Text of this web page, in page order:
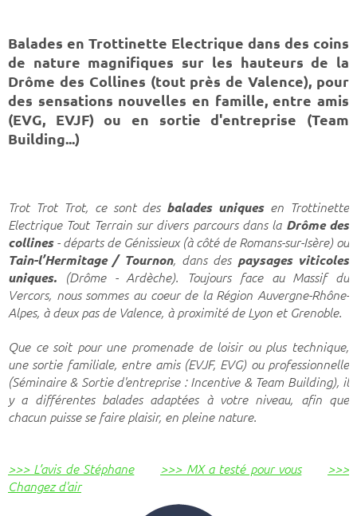
Balades en Trottinette Electrique dans des coins
de nature magnifiques sur les hauteurs de la
Drôme des Collines (tout près de Valence), pour
des sensations nouvelles en famille, entre amis
(EVG, EVJF) ou en sortie d'entreprise (Team
Building...)
Trot Trot Trot, ce sont des balades uniquesen Trottinette
Electrique Tout Terrain sur divers parcours dans la Drôme des
collines- départs de Génissieux (à côté de Romans-sur-Isère) ou
Tain-l’Hermitage / Tournon, dans des paysages viticoles
uniques.
(Drôme - Ardèche). Toujours face au Massif du
Vercors, nous sommes au coeur de la Région Auvergne-Rhône-
Alpes, à deux pas de Valence, à proximité de Lyon et Grenoble.
Que ce soit pour une promenade de loisir ou plus technique,
une sortie familiale, entre amis (EVJF, EVG) ou professionnelle
(Séminaire & Sortie d'entreprise : Incentive & Team Building), il
y a différentes balades adaptées à votre niveau, afin que
chacun puisse se faire plaisir, en pleine nature.
>>> L’avis de Stéphane >>> MX a testé pour vous
>>>
Changez d'air